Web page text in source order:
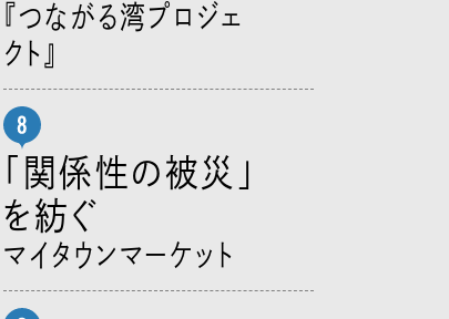
『つながる湾プロジェ
クト』
「関係性の被災」
を紡ぐ
マイタウンマーケット